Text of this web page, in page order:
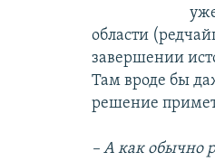
области
завершении
Там вроде бы
решение примет
– А как обычно